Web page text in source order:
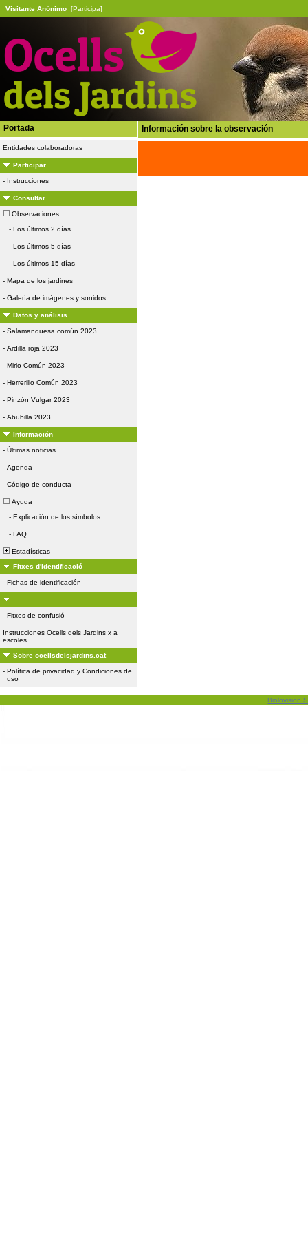
Visitante Anónimo [Participa]
Portada
Entidades colaboradoras
Participar
- Instrucciones
Consultar
Observaciones
- Los últimos 2 días
- Los últimos 5 días
- Los últimos 15 días
- Mapa de los jardines
- Galería de imágenes y sonidos
Datos y análisis
- Salamanquesa común 2023
- Ardilla roja 2023
- Mirlo Común 2023
- Herrerillo Común 2023
- Pinzón Vulgar 2023
- Abubilla 2023
Información
- Últimas noticias
- Agenda
- Código de conducta
Ayuda
- Explicación de los símbolos
- FAQ
Estadísticas
Fitxes d'identificació
- Fichas de identificación
- Fitxes de confusió
Instrucciones Ocells dels Jardins x a
escoles
Sobre ocellsdelsjardins.cat
- Política de privacidad y Condiciones de
uso
Información sobre la observación
Biolovision